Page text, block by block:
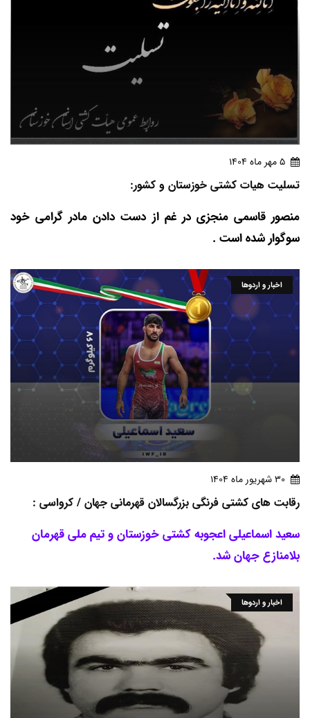
5 مهر ماه 1404
تسلیت هیات کشتی خوزستان و کشور:
منصور قاسمی منجزی در غم از دست دادن مادر گرامی خود
سوگوار شده است .
اخبار و اردوها
30 شهريور ماه 1404
رقابت های کشتی فرنگی بزرگسالان قهرمانی جهان / کرواسی :
سعید اسماعیلی اعجوبه کشتی خوزستان و تیم ملی قهرمان
بلامنازع جهان شد.
اخبار و اردوها